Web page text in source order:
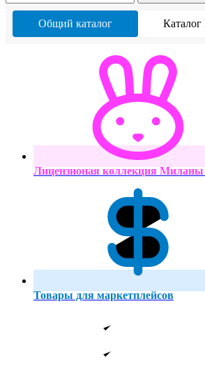
Общий каталог
Лицензионая коллекция
Товары для маркетплейсов